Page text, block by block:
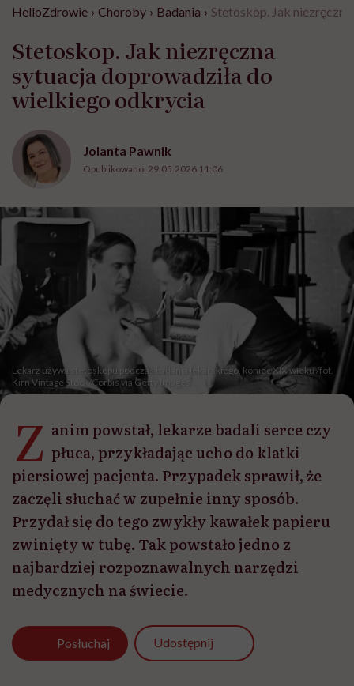
HelloZdrowie › Choroby › Badania › Stetoskop. Jak
Stetoskop. Jak niezręczna
sytuacja doprowadziła do
wielkiego odkrycia
Jolanta Pawnik
Opublikowano: 29.05.2026 11:06
Lekarz używa stetoskopu podczas badania lekarskiego, koniec XIX wieku /fot.
Kirn Vintage Stock/Corbis via Getty Images
Z anim powstał, lekarze badali serce czy
płuca, przykładając ucho do klatki
piersiowej pacjenta. Przypadek sprawił, że
zaczęli słuchać w zupełnie inny sposób.
Przydał się do tego zwykły kawałek papieru
zwinięty w tubę. Tak powstało jedno z
najbardziej rozpoznawalnych narzędzi
medycznych na świecie.
Posłuchaj Udostępnij